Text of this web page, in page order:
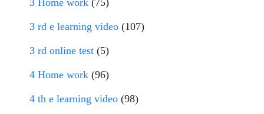
3 Home work (75)
3 rd e learning video (107)
3 rd online test (5)
4 Home work (96)
4 th e learning video (98)